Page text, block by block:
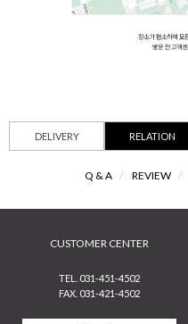
DELIVERY RELATION
Q & A / REVIEW /
CUSTOMER CENTER
TEL. 031-451-4502
FAX. 031-421-4502